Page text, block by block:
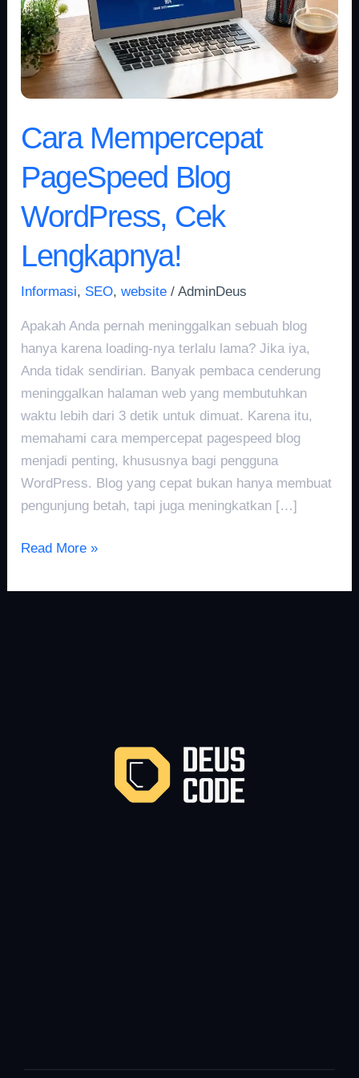
Cara Mempercepat
PageSpeed Blog
WordPress, Cek
Lengkapnya!
Informasi, SEO,website /AdminDeus
Apakah Anda pernah meninggalkan sebuah blog
hanya karena loading-nya terlalu lama? Jika iya,
Anda tidak sendirian. Banyak pembaca cenderung
meninggalkan halaman web yang membutuhkan
waktu lebih dari 3 detik untuk dimuat. Karena itu,
memahami cara mempercepat pagespeed blog
menjadi penting, khususnya bagi pengguna
WordPress. Blog yang cepat bukan hanya membuat
pengunjung betah, tapi juga meningkatkan […]
Cek
Lengkapnya!
Read More »